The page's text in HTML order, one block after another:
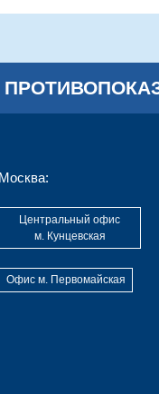
Москва:
Центральный офис
м. Кунцевская
Офис м. Первомайская